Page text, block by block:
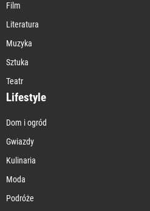
Film
Literatura
Muzyka
Sztuka
Teatr
Lifestyle
Dom i ogród
Gwiazdy
Kulinaria
Moda
Podróże